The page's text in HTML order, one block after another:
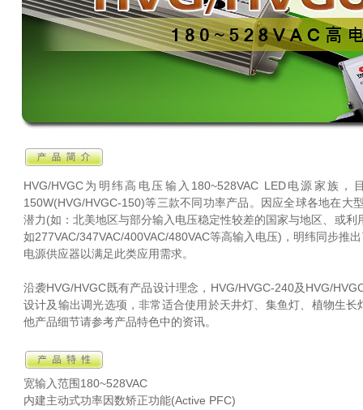
HVG/HVGC为明纬高电压输入180~528VAC LED电源家族，
150W(HVG/HVGC-150)等三款不同功率产品。因应全球各地在大
潜力(如：北美地区与部分输入电压稳定性较差的国家与地区、或
如277VAC/347VAC/400VAC/480VAC等高输入电压)，明纬同步推
电源供应器以满足此类应用需求。
沿袭HVG/HVGC既有产品设计理念，HVG/HVGC-240及HVG/
设计及输出调光选项，非常适合使用於天井灯、集鱼灯、植物生
他产品细节请参考产品特色中的资讯。
宽输入范围180~528VAC
内建主动式功率因数矫正功能(Active PFC)